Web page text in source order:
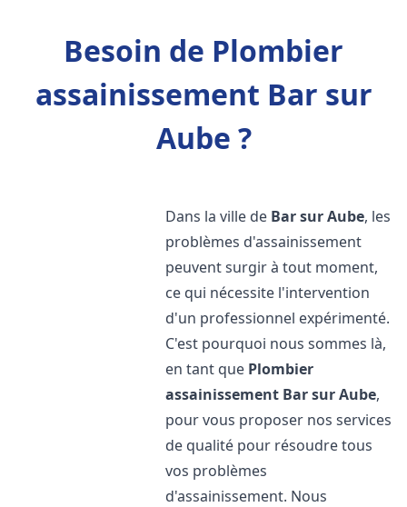
Besoin de Plombier
assainissement Bar sur
Aube ?
Dans la ville de Bar sur Aube, les
problèmes d'assainissement
peuvent surgir à tout moment,
ce qui nécessite l'intervention
d'un professionnel expérimenté.
C'est pourquoi nous sommes là,
en tant que Plombier
assainissement Bar sur Aube,
pour vous proposer nos services
de qualité pour résoudre tous
vos problèmes
d'assainissement. Nous